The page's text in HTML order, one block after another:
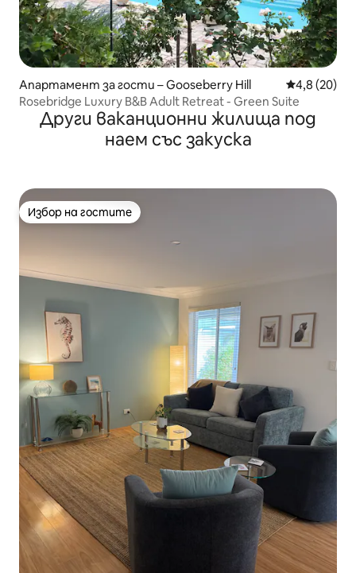
Апартамент за гости – Gooseberry Hill Средна
4,8 (20)
Rosebridge Luxury B&B Adult Retreat - Green Suite
Други ваканционни жилища под
наем със закуска
Избор на гостите
Избор на гостите